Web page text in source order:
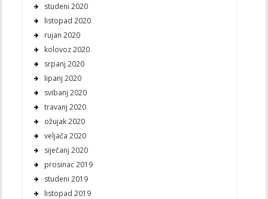
studeni 2020
listopad 2020
rujan 2020
kolovoz 2020
srpanj 2020
lipanj 2020
svibanj 2020
travanj 2020
ožujak 2020
veljača 2020
siječanj 2020
prosinac 2019
studeni 2019
listopad 2019